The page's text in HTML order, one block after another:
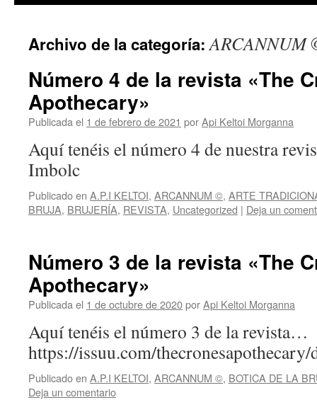
Archivo de la categoría:ARCANNUM
Número 4 de la revista «The
Apothecary»
Publicada el 1 de febrero de 2021 porApi Keltoi Morganna
Aquí tenéis el número 4 de nuestra
Imbolc
Publicado en A.P.I KELTOI, ARCANNUM ©, ARTE
BRUJA, BRUJERÍA, REVISTA, Uncategorized | Deja un
Número 3 de la revista «The
Apothecary»
Publicada el 1 de octubre de 2020porApi Keltoi Morganna
Aquí tenéis el número 3 de la revista…
https://issuu.com/
Publicado en A.P.I KELTOI, ARCANNUM ©, BOTICA DE LA
Deja un comentario